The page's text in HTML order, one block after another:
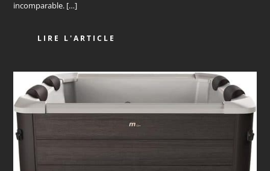
incomparable. […]
LIRE L'ARTICLE